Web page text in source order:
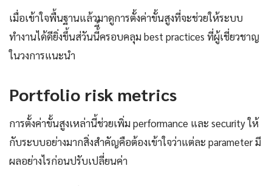
เมื่อเข้าใจพื้นฐานแล้วมาดูการตั้งค่าขั้นสูงที่จะช่วยให้ระบบ
ทำงานได้ดียิ่งขึ้นส่วันนี้ี้ครอบคลุม best practices ที่ผู้เชี่ยวชาญ
ในวงการแนะนำ
Portfolio risk metrics
การตั้งค่าขั้นสูงเหล่านี้ช่วยเพิ่ม performance และ security ให้
กับระบบอย่างมากสิ่งสำคัญคือต้องเข้าใจว่าแต่ละ parameter มี
ผลอย่างไรก่อนปรับเปลี่ยนค่า